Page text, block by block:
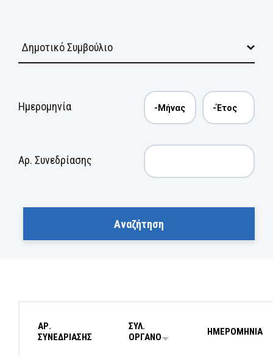
Ημερομηνία
Αρ. Συνεδρίασης
ΑΡ.
ΣΥΝΕΔΡΙΑΣΗΣ
ΣΥΛ.
ΟΡΓΑΝΟ
ΗΜΕΡΟΜΗΝΙΑ